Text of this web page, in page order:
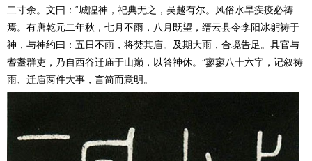
二寸余。文曰：“城隍神，祀典无之，吴越有尔。风俗水旱疾疫必祷
焉。有唐乾元二年秋，七月不雨，八月既望，缙云县令李阳冰躬祷于
神，与神约曰：五日不雨，将焚其庙。及期大雨，合境告足。具官与
耆耋群吏，乃自西谷迁庙于山巅，以答神休。”寥寥八十六字，记叙祷
雨、迁庙两件大事，言简而意明。